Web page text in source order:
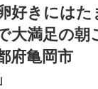
好きにはた
大満足の
府亀岡市